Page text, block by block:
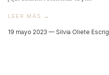
LEER MÁS →
19 mayo 2023 — Silvia Oliete Escrig